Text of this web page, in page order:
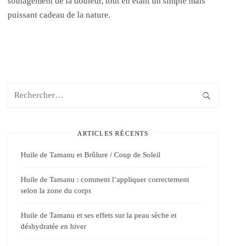
puissant cadeau de la nature.
ARTICLES RÉCENTS
Huile de Tamanu et Brûlure / Coup de Soleil
Huile de Tamanu : comment l’appliquer correctement
selon la zone du corps
Huile de Tamanu et ses effets sur la peau sèche et
déshydratée en hiver